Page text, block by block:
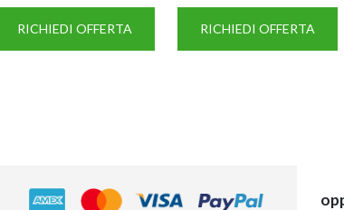
RICHIEDI OFFERTA RICHIEDI OFFERTA